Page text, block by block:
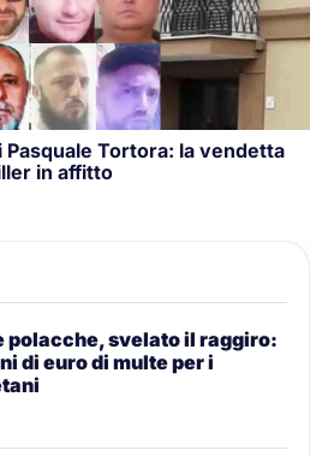
Tortora: la vendetta
in affitto
polacche, svelato il raggiro:
di euro di multe per i